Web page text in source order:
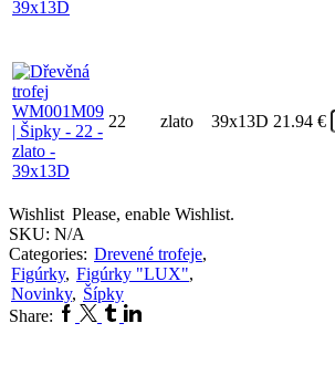
22 zlato 39x13D 21.94 €
Wishlist Please, enable Wishlist.
SKU: N/A
Categories: Drevené trofeje,
Figúrky, Figúrky "LUX",
Novinky, Šípky
Share: Facebook
Twitter
TumblrLinkedin